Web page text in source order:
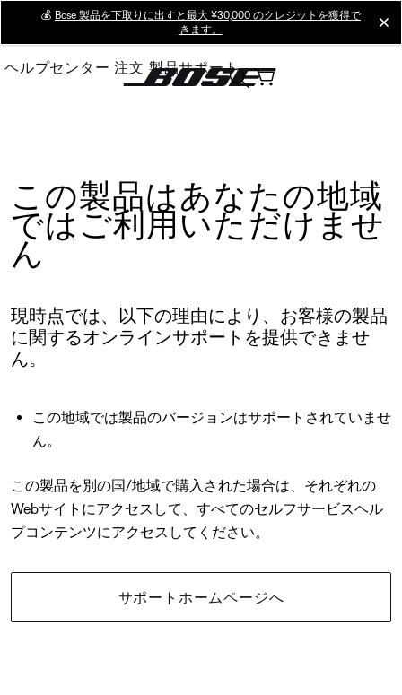
Main
💰 Bose 製品を下取りに出すと最大 ¥30,000 のクレジットを獲得で
きます。
ヘルプセンター 注文 製品サポート
この製品はあなたの地域
ではご利用いただけませ
ん
現時点では、以下の理由により、お客様の製品
に関するオンラインサポートを提供できませ
ん。
この地域では製品のバージョンはサポートされていませ
ん。
この製品を別の国/地域で購入された場合は、それぞれの
Webサイトにアクセスして、すべてのセルフサービスヘル
プコンテンツにアクセスしてください。
サポートホームページへ